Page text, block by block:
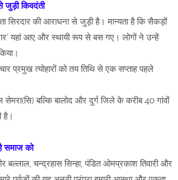
जुड़ी किवदंती
सिरदार की आराधना से जुड़ी है। मान्यता है कि सैकड़ों
यहां आए और स्थायी रूप से बस गए। लोगों ने उन्हें
प्रमुख त्योहारों को तय तिथि से एक सप्ताह पहले
बल्कि बालोद और दुर्ग जिले के करीब 40 गांवों
है।
समाज को
बल्लाल, चन्द्रहास सिन्हा, पंडित ओमप्रकाश तिवारी और